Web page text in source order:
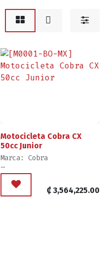
Motocicleta Cobra CX
50cc Junior
Marca: Cobra
Ventas por Unidad, Año
2026
Uso: Motocross, no para
₡ 3,564,225.00